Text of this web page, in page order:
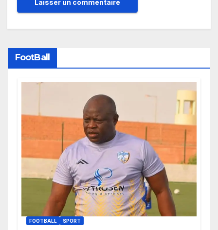
FootBall
FOOTBALL SPORT